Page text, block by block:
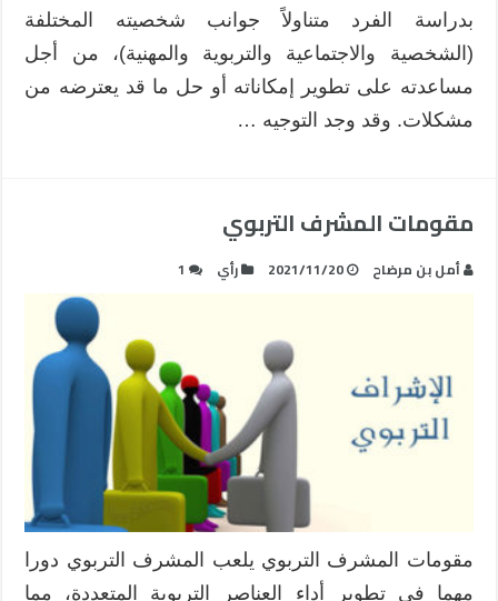
بدراسة الفرد متناولاً جوانب شخصيته المختلفة
(الشخصية والاجتماعية والتربوية والمهنية)، من أجل
مساعدته على تطوير إمكاناته أو حل ما قد يعترضه من
مشكلات. وقد وجد التوجيه …
مقومات المشرف التربوي
أمل بن مرضاح 2021/11/20 رأي 1
مقومات المشرف التربوي يلعب المشرف التربوي دورا
مهما في تطوير أداء العناصر التربوية المتعددة، مما